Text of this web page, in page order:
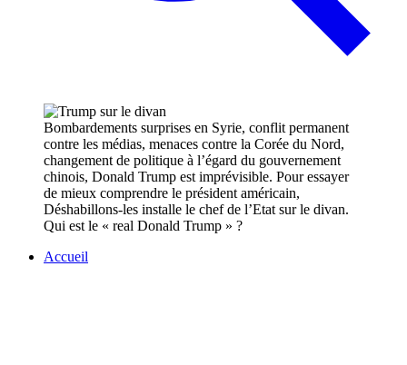
Bombardements surprises en Syrie, conflit permanent
contre les médias, menaces contre la Corée du Nord,
changement de politique à l’égard du gouvernement
chinois, Donald Trump est imprévisible. Pour essayer
de mieux comprendre le président américain,
Déshabillons-les installe le chef de l’Etat sur le divan.
Qui est le « real Donald Trump » ?
Accueil